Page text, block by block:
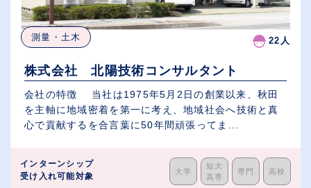
測量・土木 22人
株式会社 北陽技術コンサルタント
会社の特徴 当社は1975年5月2日の創業以来、秋田
を主軸に地域密着を第一に考え、地域社会へ技術と真
心で貢献するを合言葉に50年間頑張ってま...
インターンシップ
受け入れ可能対象
大学
短大
高専
専門 高校